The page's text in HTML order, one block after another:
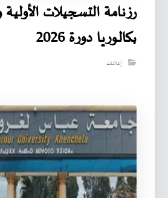
رزنامة التسجيلات الأولية
بكالوريا دورة 2026
إعلانات